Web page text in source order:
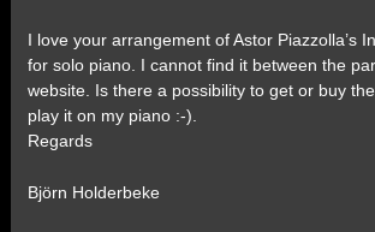
I love your arrangement of Astor Piazzolla’s
for solo piano. I cannot find it between the
website. Is there a possibility to get or buy
play it on my piano :-).
Regards
Björn Holderbeke